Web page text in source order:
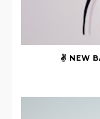
✌ NEW